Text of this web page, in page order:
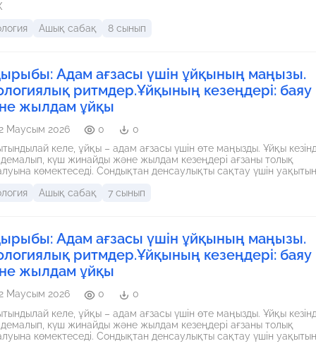
Ашық сабақ 8 сынып
Адам ағзасы үшін ұйқының маңызы.
ритмдер.Ұйқының кезеңдері: баяу
жылдам ұйқы
Маусым 2026 0
0
келе, ұйқы – адам ағзасы үшін өте маңызды. Ұйқы
демалып, күш жинайды және жылдам кезеңдері ағзаны толық
Сондықтан денсаулықты сақтау үшін уақытында
Ашық сабақ 7 сынып
Адам ағзасы үшін ұйқының маңызы.
ритмдер.Ұйқының кезеңдері: баяу
жылдам ұйқы
Маусым 2026 0
0
келе, ұйқы – адам ағзасы үшін өте маңызды. Ұйқы
демалып, күш жинайды және жылдам кезеңдері ағзаны толық
Сондықтан денсаулықты сақтау үшін уақытында